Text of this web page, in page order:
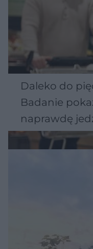
Daleko do
Badanie
naprawdę